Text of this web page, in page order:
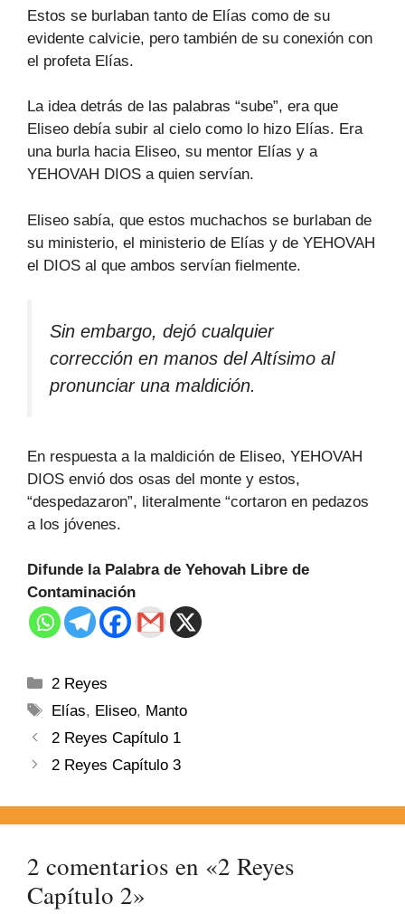
Estos se burlaban tanto de Elías como de su
evidente calvicie, pero también de su conexión con
el profeta Elías.
La idea detrás de las palabras “sube”, era que
Eliseo debía subir al cielo como lo hizo Elías. Era
una burla hacia Eliseo, su mentor Elías y a
YEHOVAH DIOS a quien servían.
Eliseo sabía, que estos muchachos se burlaban de
su ministerio, el ministerio de Elías y de YEHOVAH
el DIOS al que ambos servían fielmente.
Sin embargo, dejó cualquier
corrección en manos del Altísimo al
pronunciar una maldición.
En respuesta a la maldición de Eliseo, YEHOVAH
DIOS envió dos osas del monte y estos,
“despedazaron”, literalmente “cortaron en pedazos
a los jóvenes.
Difunde la Palabra de Yehovah Libre de
Contaminación
2 Reyes
Elías, Eliseo, Manto
2 Reyes Capítulo 1
2 Reyes Capítulo 3
2 comentarios en «2 Reyes
Capítulo 2»